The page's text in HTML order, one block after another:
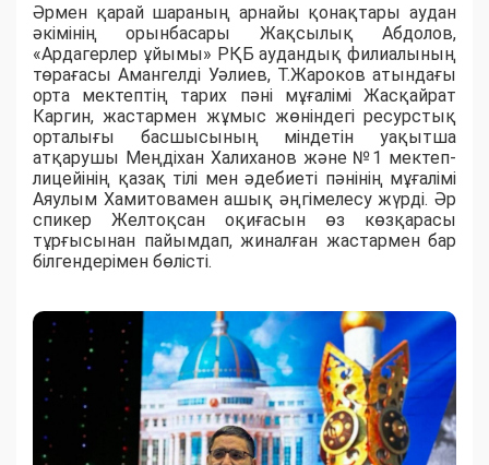
Әрмен қарай шараның арнайы қонақтары аудан
әкімінің орынбасары Жақсылық Абдолов,
«Ардагерлер ұйымы» РҚБ аудандық филиалының
төрағасы Амангелді Уәлиев, Т.Жароков атындағы
орта мектептің тарих пәні мұғалімі Жасқайрат
Каргин, жастармен жұмыс жөніндегі ресурстық
орталығы басшысының міндетін уақытша
атқарушы Меңдіхан Халиханов және №1 мектеп-
лицейінің қазақ тілі мен әдебиеті пәнінің мұғалімі
Аяулым Хамитовамен ашық әңгімелесу жүрді. Әр
спикер Желтоқсан оқиғасын өз көзқарасы
тұрғысынан пайымдап, жиналған жастармен бар
білгендерімен бөлісті.